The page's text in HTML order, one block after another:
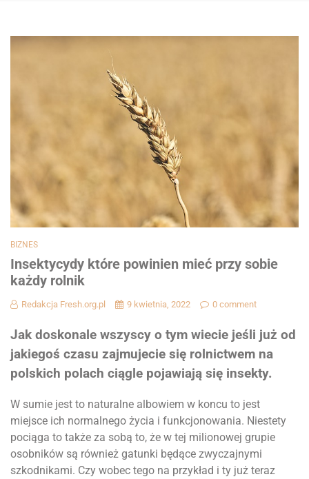
BIZNES
Insektycydy które powinien mieć przy sobie
każdy rolnik
Redakcja Fresh.org.pl 9 kwietnia, 2022 0 comment
Jak doskonale wszyscy o tym wiecie jeśli już od
jakiegoś czasu zajmujecie się rolnictwem na
polskich polach ciągle pojawiają się insekty.
W sumie jest to naturalne albowiem w koncu to jest
miejsce ich normalnego życia i funkcjonowania. Niestety
pociąga to także za sobą to, że w tej milionowej grupie
osobników są również gatunki będące zwyczajnymi
szkodnikami. Czy wobec tego na przykład i ty już teraz